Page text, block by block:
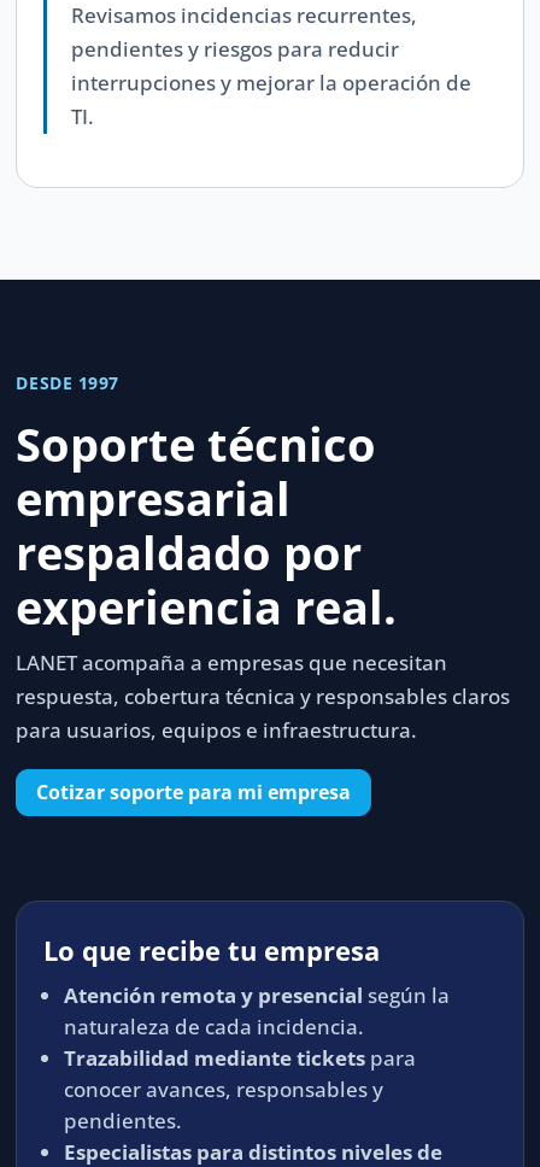
Revisamos incidencias recurrentes,
pendientes y riesgos para reducir
interrupciones y mejorar la operación de
TI.
DESDE 1997
Soporte técnico
empresarial
respaldado por
experiencia real.
LANET acompaña a empresas que necesitan
respuesta, cobertura técnica y responsables claros
para usuarios, equipos e infraestructura.
Cotizar soporte para mi empresa
Lo que recibe tu empresa
Atención remota y presencial según la
naturaleza de cada incidencia.
Trazabilidad mediante tickets para
conocer avances, responsables y
pendientes.
Especialistas para distintos niveles de